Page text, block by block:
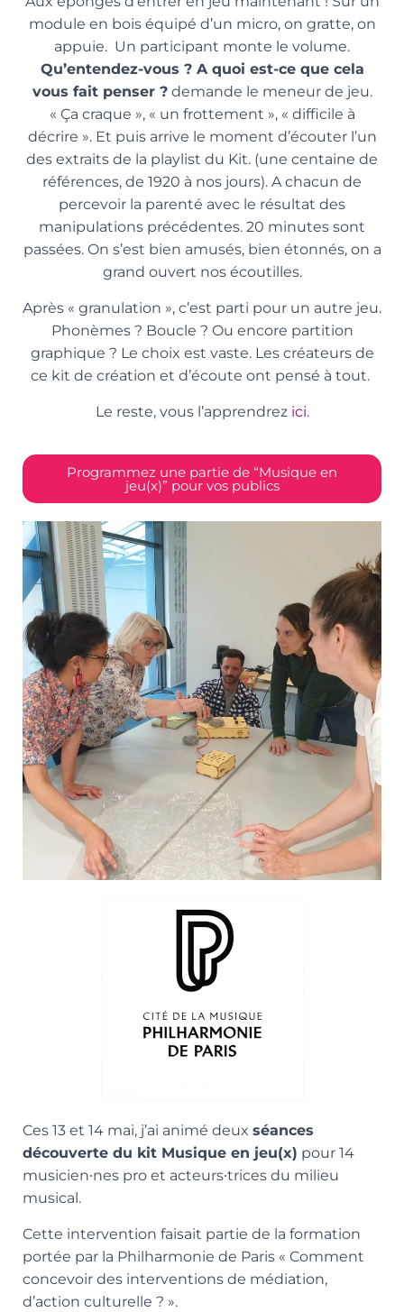
module en bois équipé d’un micro, on gratte, on
appuie. Un participant monte le volume.
Qu’entendez-vous ? A quoi est-ce que cela
vous fait penser ?demande le meneur de jeu.
« Ça craque », « un frottement », « difficile à
décrire ». Et puis arrive le moment d’écouter l’un
des extraits de la playlist du Kit. (une centaine de
références, de 1920 à nos jours). A chacun de
percevoir la parenté avec le résultat des
manipulations précédentes. 20 minutes sont
passées. On s’est bien amusés, bien étonnés, on a
grand ouvert nos écoutilles.
Après « granulation », c’est parti pour un autre jeu.
Phonèmes ? Boucle ? Ou encore partition
graphique ? Le choix est vaste. Les créateurs de
ce kit de création et d’écoute ont pensé à tout.
Le reste, vous l’apprendrez ici.
Programmez une partie de “Musique en
jeu(x)” pour vos publics
Ces 13 et 14 mai, j’ai animé deux séances
découverte du kit Musique en jeu(x) pour 14
musicien∙nes pro et acteurs∙trices du milieu
musical.
Cette intervention faisait partie de la formation
portée par la Philharmonie de Paris « Comment
concevoir des interventions de médiation,
d’action culturelle ? ».